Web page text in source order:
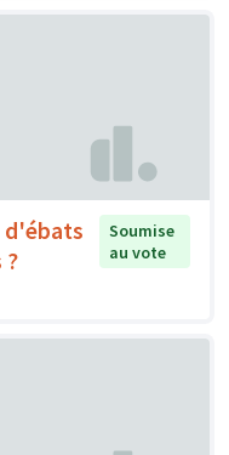
d'ébats
?
Soumise
au vote